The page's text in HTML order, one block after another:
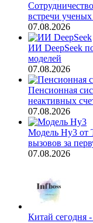
встречи
07.08.2026
ИИ DeepSeek
моделей
07.08.2026
Пенсионная
неактивных
07.08.2026
Модель Hy3 от
вызовов за
07.08.2026
Китай сегодня